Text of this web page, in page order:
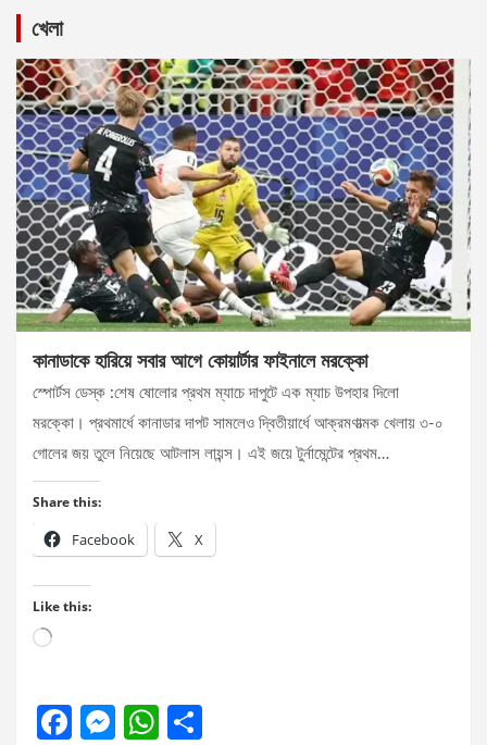
খেলা
কানাডাকে হারিয়ে সবার আগে কোয়ার্টার ফাইনালে মরক্কো
স্পোর্টস ডেস্ক :শেষ ষোলোর প্রথম ম্যাচে দাপুটে এক ম্যাচ উপহার দিলো
মরক্কো। প্রথমার্ধে কানাডার দাপট সামলেও দ্বিতীয়ার্ধে আক্রমণাত্মক খেলায় ৩-০
গোলের জয় তুলে নিয়েছে আটলাস লায়ন্স। এই জয়ে টুর্নামেন্টের প্রথম…
Share this:
Facebook X
Like this:
Loading…
F
M W